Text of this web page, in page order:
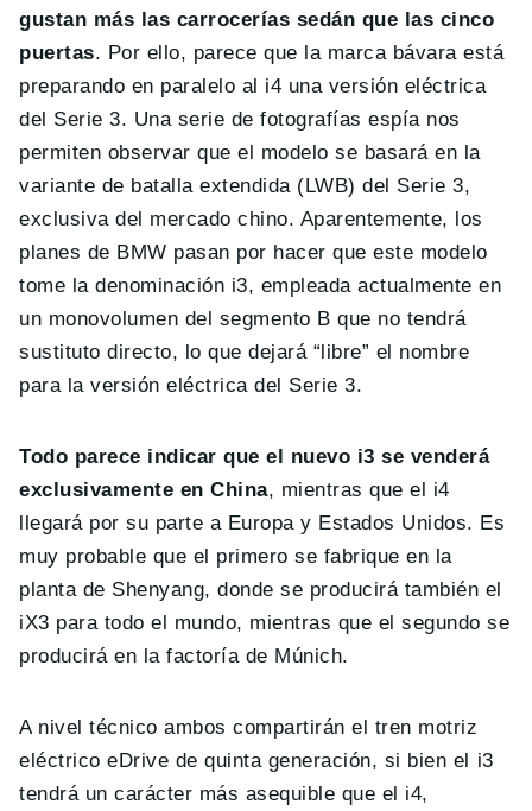
gustan más las carrocerías sedán que las cinco
puertas. Por ello, parece que la marca bávara está
preparando en paralelo al i4 una versión eléctrica
del Serie 3. Una serie de fotografías espía nos
permiten observar que el modelo se basará en la
variante de batalla extendida (LWB) del Serie 3,
exclusiva del mercado chino. Aparentemente, los
planes de BMW pasan por hacer que este modelo
tome la denominación i3, empleada actualmente en
un monovolumen del segmento B que no tendrá
sustituto directo, lo que dejará “libre” el nombre
para la versión eléctrica del Serie 3.
Todo parece indicar que el nuevo i3 se venderá
exclusivamente en China, mientras que el i4
llegará por su parte a Europa y Estados Unidos. Es
muy probable que el primero se fabrique en la
planta de Shenyang, donde se producirá también el
iX3 para todo el mundo, mientras que el segundo se
producirá en la factoría de Múnich.
A nivel técnico ambos compartirán el tren motriz
eléctrico eDrive de quinta generación, si bien el i3
tendrá un carácter más asequible que el i4,